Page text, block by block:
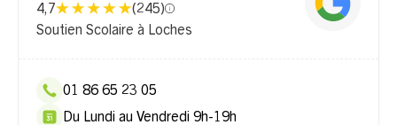
4,7 (245)
Soutien Scolaire à Loches
01 86 65 23 05
Du Lundi au Vendredi 9h-19h